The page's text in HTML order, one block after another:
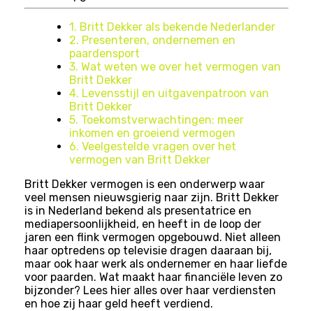
1. Britt Dekker als bekende Nederlander
2. Presenteren, ondernemen en
paardensport
3. Wat weten we over het vermogen van
Britt Dekker
4. Levensstijl en uitgavenpatroon van
Britt Dekker
5. Toekomstverwachtingen: meer
inkomen en groeiend vermogen
6. Veelgestelde vragen over het
vermogen van Britt Dekker
Britt Dekker vermogen is een onderwerp waar
veel mensen nieuwsgierig naar zijn. Britt Dekker
is in Nederland bekend als presentatrice en
mediapersoonlijkheid, en heeft in de loop der
jaren een flink vermogen opgebouwd. Niet alleen
haar optredens op televisie dragen daaraan bij,
maar ook haar werk als ondernemer en haar liefde
voor paarden. Wat maakt haar financiële leven zo
bijzonder? Lees hier alles over haar verdiensten
en hoe zij haar geld heeft verdiend.